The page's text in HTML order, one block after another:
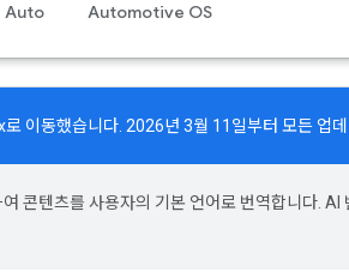
Auto Automotive OS
로 이동했습니다. 2026년 3월 11일부터 모든 업
콘텐츠를 사용자의 기본 언어로 번역합니다. AI